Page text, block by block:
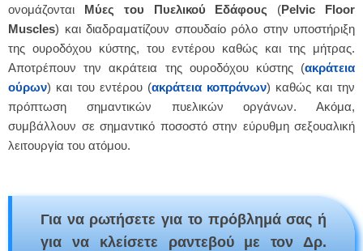
ονομάζονται Μύες του Πυελικού Εδάφους (Pelvic Floor
Muscles) και διαδραματίζουν σπουδαίο ρόλο στην υποστήριξη
της ουροδόχου κύστης, του εντέρου καθώς και της μήτρας.
Αποτρέπουν την ακράτεια της ουροδόχου κύστης (ακράτεια
ούρων) και του εντέρου (ακράτεια κοπράνων) καθώς και την
πρόπτωση σημαντικών πυελικών οργάνων. Ακόμα,
συμβάλλουν σε σημαντικό ποσοστό στην εύρυθμη σεξουαλική
λειτουργία του ατόμου.
Για να ρωτήσετε για το πρόβλημά σας ή
για να κλείσετε ραντεβού με τον Δρ.